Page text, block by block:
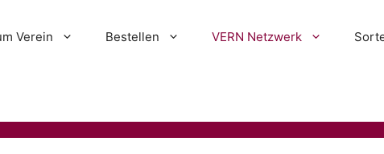
Verein Bestellen VERN Netzwerk